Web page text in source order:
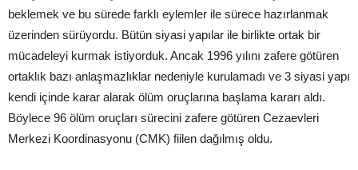
beklemek ve bu sürede farklı eylemler ile sürece hazırlanmak
üzerinden sürüyordu. Bütün siyasi yapılar ile birlikte ortak bir
mücadeleyi kurmak istiyorduk. Ancak 1996 yılını zafere götüren
ortaklık bazı anlaşmazlıklar nedeniyle kurulamadı ve 3 siyasi yapı
kendi içinde karar alarak ölüm oruçlarına başlama kararı aldı.
Böylece 96 ölüm oruçları sürecini zafere götüren Cezaevleri
Merkezi Koordinasyonu (CMK) fiilen dağılmış oldu.